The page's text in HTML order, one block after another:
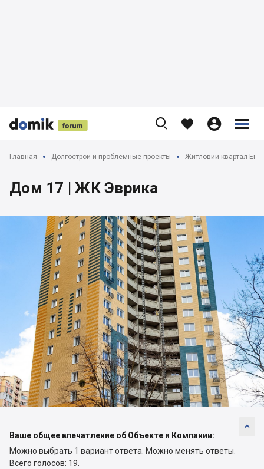


 
    


Главная Долгострои и проблемные проекты Житловий квартал
Дом 17 | ЖК Эврика

Ваше общее впечатление об Объекте и Компании:
Можно выбрать 1 вариант ответа. Можно менять ответы.
Всего голосов: 19.